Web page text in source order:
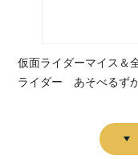
仮面ライダーマイス＆
ライダー あそべるず